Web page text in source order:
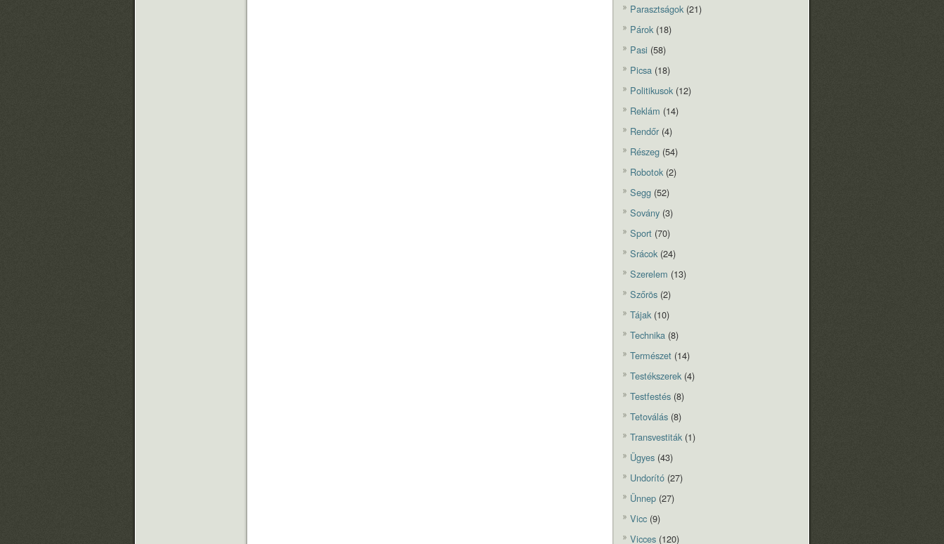
Parasztságok(21)
Párok(18)
Pasi (58)
Picsa (18)
Politikusok(12)
Reklám (14)
Rendőr (4)
Részeg (54)
Robotok(2)
Segg (52)
Sovány (3)
Sport (70)
Srácok(24)
Szerelem (13)
Szőrös (2)
Tájak(10)
Technika (8)
Természet (14)
Testékszerek(4)
Testfestés (8)
Tetoválás (8)
Transvestiták(1)
Ügyes (43)
Undorító (27)
Ünnep (27)
Vicc (9)
Vicces (120)